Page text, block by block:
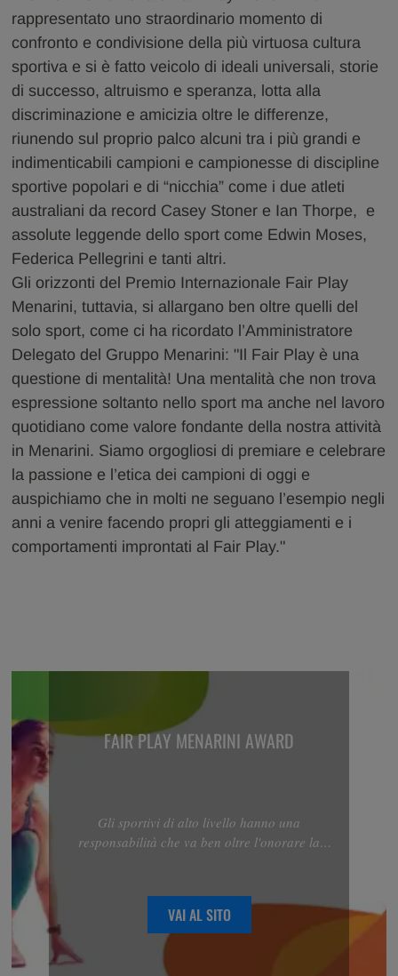
rappresentato uno straordinario momento di
confronto e condivisione della più virtuosa cultura
sportiva e si è fatto veicolo di ideali universali, storie
di successo, altruismo e speranza, lotta alla
discriminazione e amicizia oltre le differenze,
riunendo sul proprio palco alcuni tra i più grandi e
indimenticabili campioni e campionesse di discipline
sportive popolari e di “nicchia” come i due atleti
australiani da record Casey Stoner e Ian Thorpe, e
assolute leggende dello sport come Edwin Moses,
Federica Pellegrini e tanti altri.
Gli orizzonti del Premio Internazionale Fair Play
Menarini, tuttavia, si allargano ben oltre quelli del
solo sport, come ci ha ricordato l’Amministratore
Delegato del Gruppo Menarini: "Il Fair Play è una
questione di mentalità! Una mentalità che non trova
espressione soltanto nello sport ma anche nel lavoro
quotidiano come valore fondante della nostra attività
in Menarini. Siamo orgogliosi di premiare e celebrare
la passione e l’etica dei campioni di oggi e
auspichiamo che in molti ne seguano l’esempio negli
anni a venire facendo propri gli atteggiamenti e i
comportamenti improntati al Fair Play."
FAIR PLAY MENARINI AWARD
Gli sportivi di alto livello hanno una
responsabilità che va ben oltre l'onorare la
VAI AL SITO